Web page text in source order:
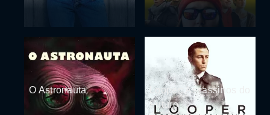
O Astronauta
Looper: Assassinos do
Futuro